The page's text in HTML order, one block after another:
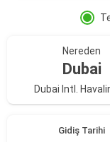
Nereden
Dubai
Dubai Intl.
Gidiş Tarihi